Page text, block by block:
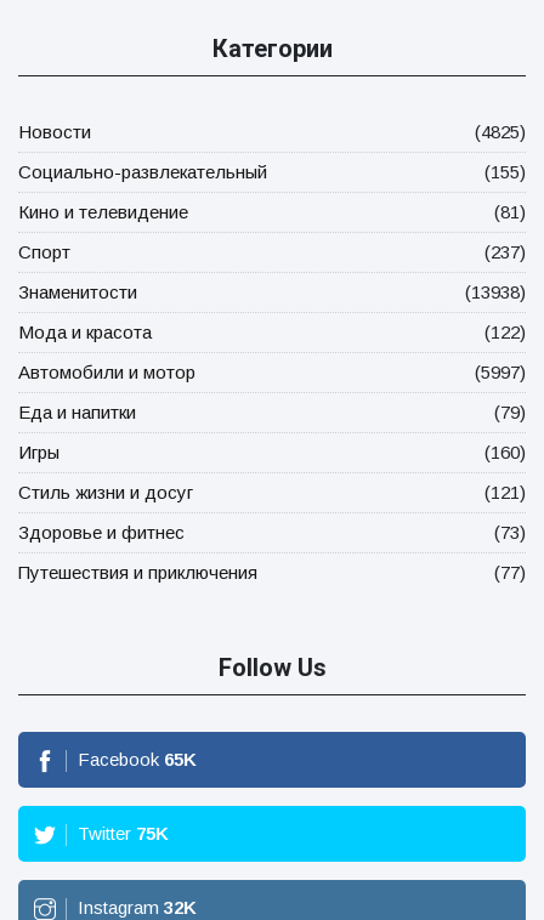
Категории
Новости
(4825)
Социально-развлекательный
(155)
Кино и телевидение
(81)
Спорт
(237)
Знаменитости
(13938)
Мода и красота
(122)
Автомобили и мотор
(5997)
Еда и напитки
(79)
Игры
(160)
Стиль жизни и досуг
(121)
Здоровье и фитнес
(73)
Путешествия и приключения
(77)
Follow Us
Facebook 65K
Twitter 75K
Instagram 32K